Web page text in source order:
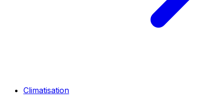
Climatisation